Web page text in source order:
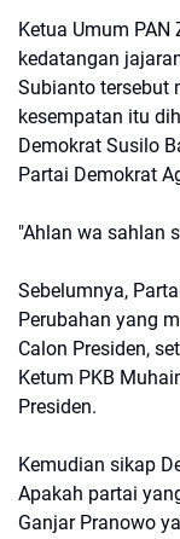
Ketua Umum
kedatangan
Subianto tersebut
kesempatan itu
Demokrat Susilo
Partai Demokrat
"Ahlan wa sahlan
Sebelumnya,
Perubahan yang
Calon Presiden,
Ketum PKB
Presiden.
Kemudian sikap
Apakah partai
Ganjar Pranowo